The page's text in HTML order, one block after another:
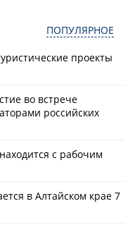
ПОПУЛЯРНОЕ
проекты
во встрече
российских
с рабочим
в Алтайском крае 7